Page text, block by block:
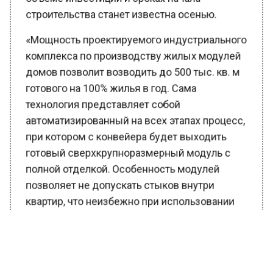
строительства станет известна осенью.
«Мощность проектируемого индустриального
комплекса по производству жилых модулей
домов позволит возводить до 500 тыс. кв. м
готового на 100% жилья в год. Сама
технология представляет собой
автоматизированный на всех этапах процесс,
при котором с конвейера будет выходить
готовый сверхкрупноразмерный модуль с
полной отделкой. Особенность модулей
позволяет не допускать стыков внутри
квартир, что неизбежно при использовании